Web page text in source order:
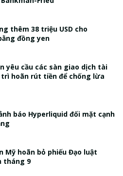
thêm 38 triệu USD cho
đồng yen
yêu cầu các sàn giao dịch tài
trì hoãn rút tiền để chống lừa
báo Hyperliquid đối mặt cạnh
Mỹ hoãn bỏ phiếu Đạo luật
tháng 9